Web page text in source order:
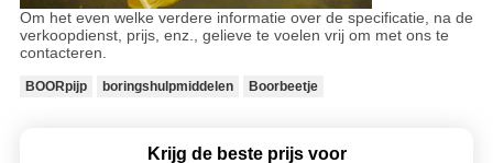
Om het even welke verdere informatie over de specificatie, na de
verkoopdienst, prijs, enz., gelieve te voelen vrij om met ons te
contacteren.
BOORpijp boringshulpmiddelen Boorbeetje
Krijg de beste prijs voor